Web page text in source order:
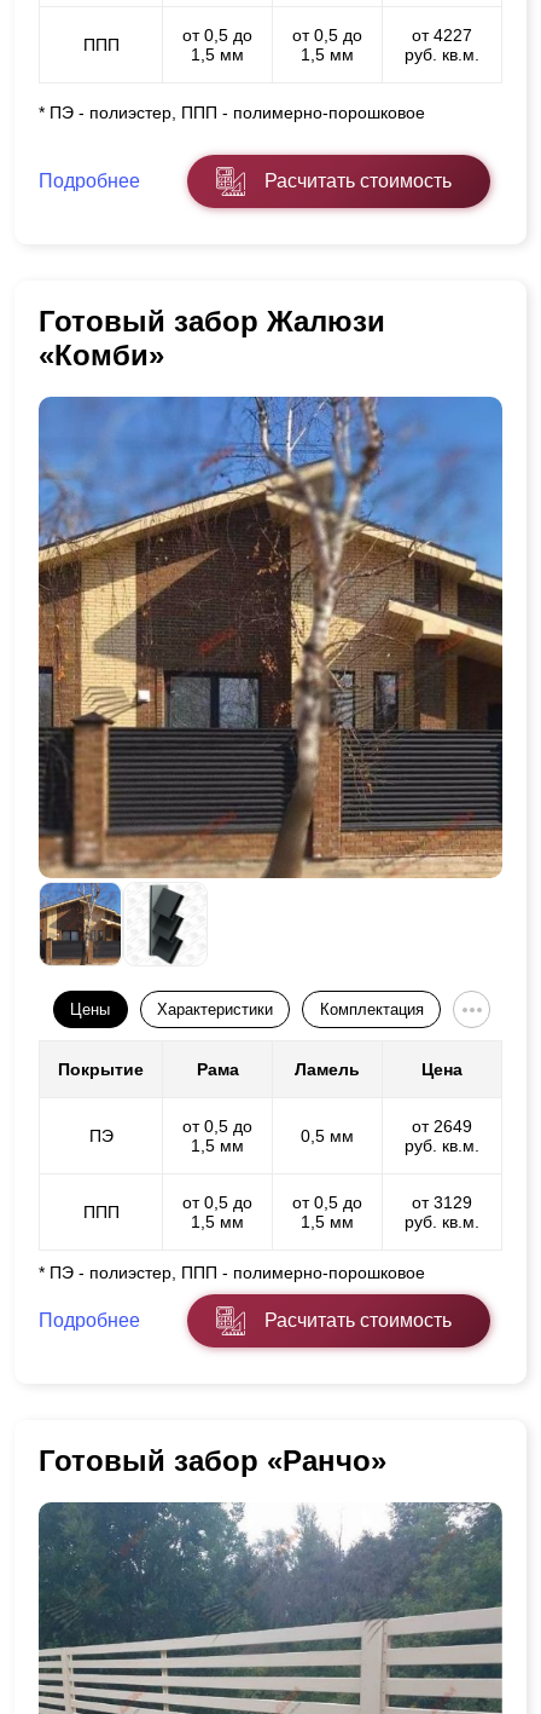
ППП
от 0,5 до
1,5 мм
от 0,5 до
1,5 мм
от 4227
руб. кв.м.
* ПЭ - полиэстер, ППП - полимерно-порошковое
Подробнее Расчитать стоимость
Готовый забор Жалюзи
«Комби»
Цены Характеристики Комплектация
Покрытие Рама Ламель Цена
ПЭ
от 0,5 до
1,5 мм
0,5 мм
от 2649
руб. кв.м.
ППП
от 0,5 до
1,5 мм
от 0,5 до
1,5 мм
от 3129
руб. кв.м.
* ПЭ - полиэстер, ППП - полимерно-порошковое
Подробнее Расчитать стоимость
Готовый забор «Ранчо»